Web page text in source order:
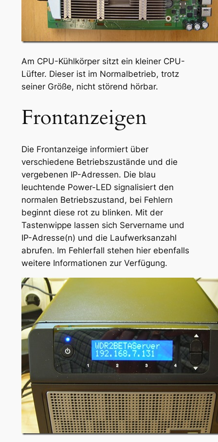
Am CPU-Kühlkörper sitzt ein kleiner CPU-
Lüfter. Dieser ist im Normalbetrieb, trotz
seiner Größe, nicht störend hörbar.
Frontanzeigen
Die Frontanzeige informiert über
verschiedene Betriebszustände und die
vergebenen IP-Adressen. Die blau
leuchtende Power-LED signalisiert den
normalen Betriebszustand, bei Fehlern
beginnt diese rot zu blinken. Mit der
Tastenwippe lassen sich Servername und
IP-Adresse(n) und die Laufwerksanzahl
abrufen. Im Fehlerfall stehen hier ebenfalls
weitere Informationen zur Verfügung.